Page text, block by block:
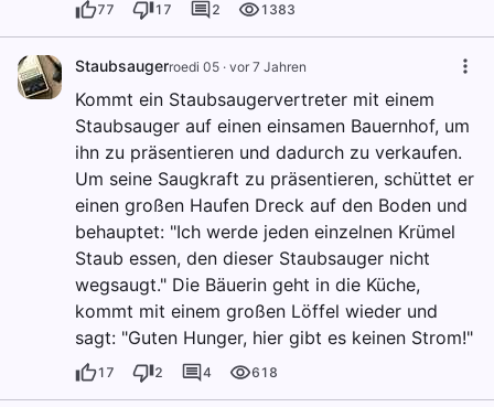
77 17 2 1383
Staubsaugerroedi 05 · vor 7 Jahren
Kommt ein Staubsaugervertreter mit einem
Staubsauger auf einen einsamen Bauernhof, um
ihn zu präsentieren und dadurch zu verkaufen.
Um seine Saugkraft zu präsentieren, schüttet er
einen großen Haufen Dreck auf den Boden und
behauptet: "Ich werde jeden einzelnen Krümel
Staub essen, den dieser Staubsauger nicht
wegsaugt." Die Bäuerin geht in die Küche,
kommt mit einem großen Löffel wieder und
sagt: "Guten Hunger, hier gibt es keinen Strom!"
17 2 4 618